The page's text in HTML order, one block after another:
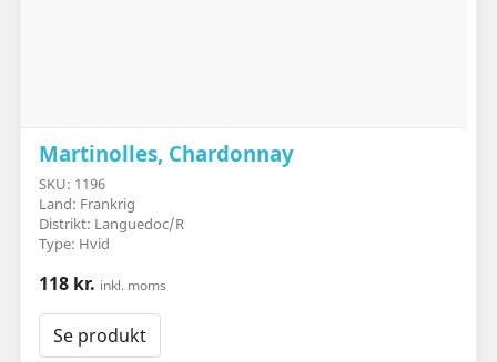
Martinolles, Chardonnay
SKU: 1196
Land: Frankrig
Distrikt: Languedoc/R
Type: Hvid
118 kr. inkl. moms
Se produkt